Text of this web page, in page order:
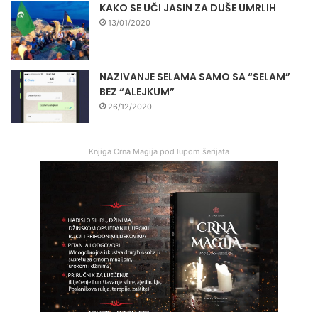
KAKO SE UČI JASIN ZA DUŠE UMRLIH
13/01/2020
NAZIVANJE SELAMA SAMO SA “SELAM”
BEZ “ALEJKUM”
26/12/2020
Knjiga Crna Magija pod lupom šerijata